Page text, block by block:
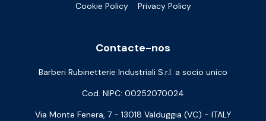
Cookie Policy Privacy Policy
Contacte-nos
Barberi Rubinetterie Industriali S.r.l. a socio unico
Cod. NIPC: 00252070024
Via Monte Fenera, 7 - 13018 Valduggia (VC) - ITALY